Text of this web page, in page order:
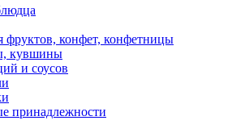
фруктов, конфет, конфетницы
кувшины
и соусов
принадлежности